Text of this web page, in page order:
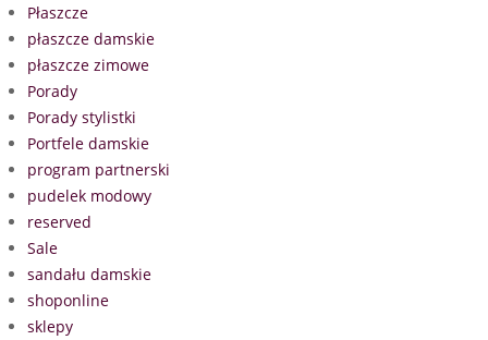
Płaszcze
płaszcze damskie
płaszcze zimowe
Porady
Porady stylistki
Portfele damskie
program partnerski
pudelek modowy
reserved
Sale
sandału damskie
shoponline
sklepy